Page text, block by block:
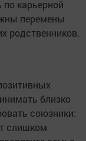
по карьерной
перемены
родственников.
близко
союзники:
слишком